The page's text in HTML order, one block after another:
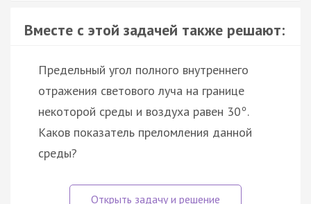
Вместе с этой задачей также решают:
Предельный угол полного внутреннего
отражения светового луча на границе
некоторой среды и воздуха равен 30°.
Каков показатель преломления данной
среды?